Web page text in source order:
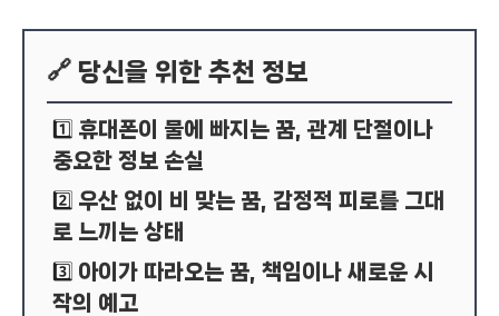
🔗 당신을 위한 추천 정보
1️⃣ 휴대폰이 물에 빠지는 꿈, 관계 단절이나
중요한 정보 손실
2️⃣ 우산 없이 비 맞는 꿈, 감정적 피로를 그대
로 느끼는 상태
3️⃣ 아이가 따라오는 꿈, 책임이나 새로운 시
작의 예고